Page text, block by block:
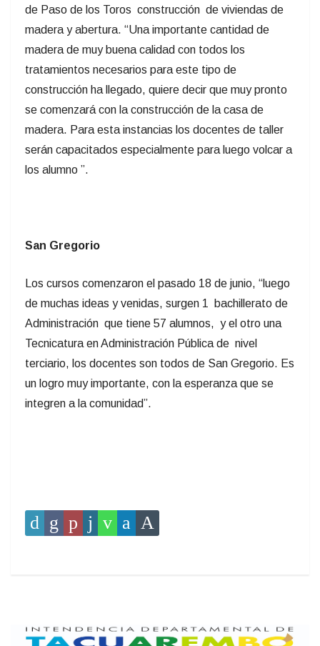
de Paso de los Toros construcción de viviendas de
madera y abertura. “Una importante cantidad de
madera de muy buena calidad con todos los
tratamientos necesarios para este tipo de
construcción ha llegado, quiere decir que muy pronto
se comenzará con la construcción de la casa de
madera. Para esta instancias los docentes de taller
serán capacitados especialmente para luego volcar a
los alumno ”.
San Gregorio
Los cursos comenzaron el pasado 18 de junio, “luego
de muchas ideas y venidas, surgen 1 bachillerato de
Administración que tiene 57 alumnos, y el otro una
Tecnicatura en Administración Pública de nivel
terciario, los docentes son todos de San Gregorio. Es
un logro muy importante, con la esperanza que se
integren a la comunidad”.